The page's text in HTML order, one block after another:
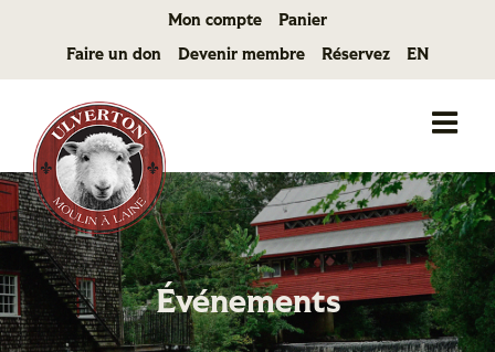
Mon compte Panier
Faire un don Devenir membre Réservez EN
Événements